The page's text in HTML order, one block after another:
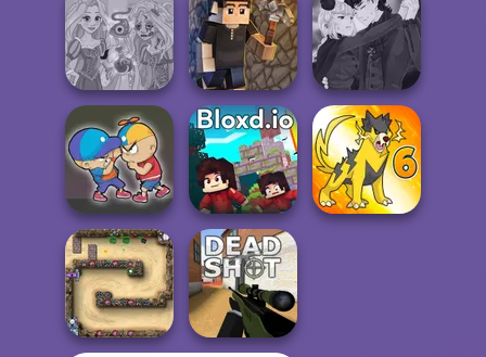
Jacksmith
Manga Creator
Vampire Hunter
P...
Dynamons 10
Rapunzel
Zombie Curse
Vectaria.io
Manga Creator
Vampire Hunter
P...
Elevator Fight Bloxd.io